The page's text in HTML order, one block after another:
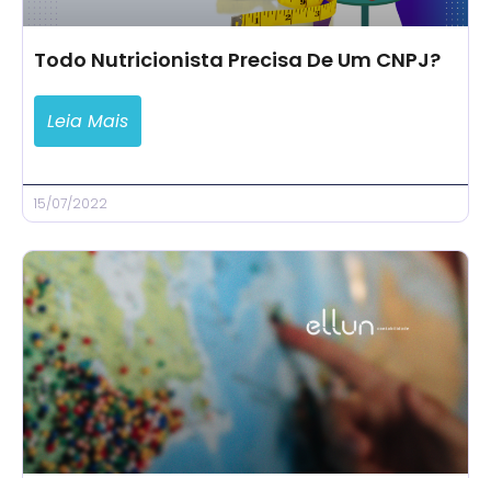
Todo Nutricionista Precisa De Um CNPJ?
Leia Mais
15/07/2022